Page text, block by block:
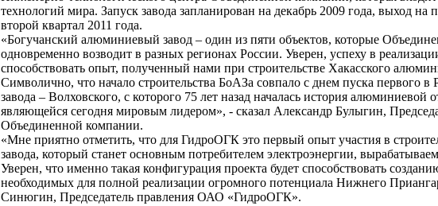
технологий мира. Запуск завода запланирован на декабрь 2009 года, выход
второй квартал 2011 года.
«Богучанский алюминиевый завод – один из пяти объектов, которые
одновременно возводит в разных регионах России. Уверен, успеху в
способствовать опыт, полученный нами при строительстве Хакасского
Символично, что начало строительства БоАЗа совпало с днем пуска первого
завода – Волховского, с которого 75 лет назад началась история алюминиевой
являющейся сегодня мировым лидером», - сказал Александр Булыгин,
Объединенной компании.
«Мне приятно отметить, что для ГидроОГК это первый опыт участия в
завода, который станет основным потребителем электроэнергии,
Уверен, что именно такая конфигурация проекта будет способствовать
необходимых для полной реализации огромного потенциала Нижнего
Синюгин, Председатель правления ОАО «ГидроОГК».